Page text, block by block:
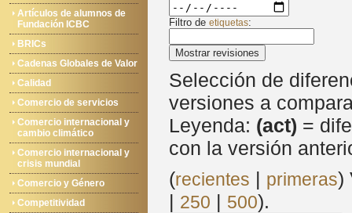
Artículos de alumnos de
Fundación ICBC
BRICs
Cadenas Globales de Valor
Calidad
Comercio de servicios
Comercio internacional y
cambio climático
Comercio internacional y
crisis mundial
Comercio y Género
Competitividad
Filtro de etiquetas:
Mostrar revisiones
Selección de
versiones a
Leyenda: (act) =
con la versión
(recientes | primeras)
| 250 | 500).